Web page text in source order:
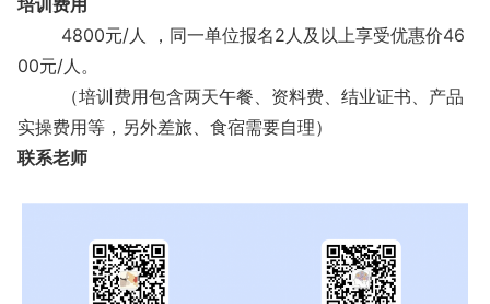
培训费用
4800元/人 ，同一单位报名2人及以上享受优惠价46
00元/人。
（培训费用包含两天午餐、资料费、结业证书、产品
实操费用等，另外差旅、食宿需要自理）
联系老师